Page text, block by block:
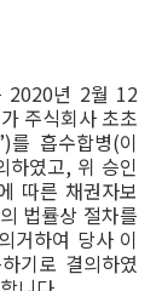
2020년 2월 12
주식회사 초초
를 흡수합병(이
하였고, 위 승인
따른 채권자보
법률상 절차를
거하여 당사 이
기로 결의하였